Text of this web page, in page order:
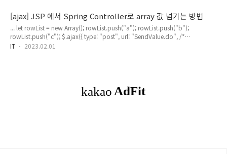
log4j2.xml 파일을 인식하게끔 해야합니다.1. 프로젝트 생성 또
는 선택하기Spring Tool Suite(STS) 를 열고 프로젝트를 생성
하거나 기존 Java 프로젝트를 엽니다.2. src/main/resources
폴더 생성하기1 ) 프로젝트 트리에서 src 폴더를 마우스 오른쪽
버튼으로 클릭합니다.2 ) New > Folder를 선택합니다. 3 )
[ajax] JSP 에서 Spring Controller로 array 값 넘기는 방법
... let rowList = new Array(); rowList.push("a"); rowList.push("b");
rowList.push("c"); $.ajax({ type: "post", url: "SendValue.do", /*
@RequestMapping 경로 */ traditional: true, async: false, data: { rowList :
IT 2023.02.01